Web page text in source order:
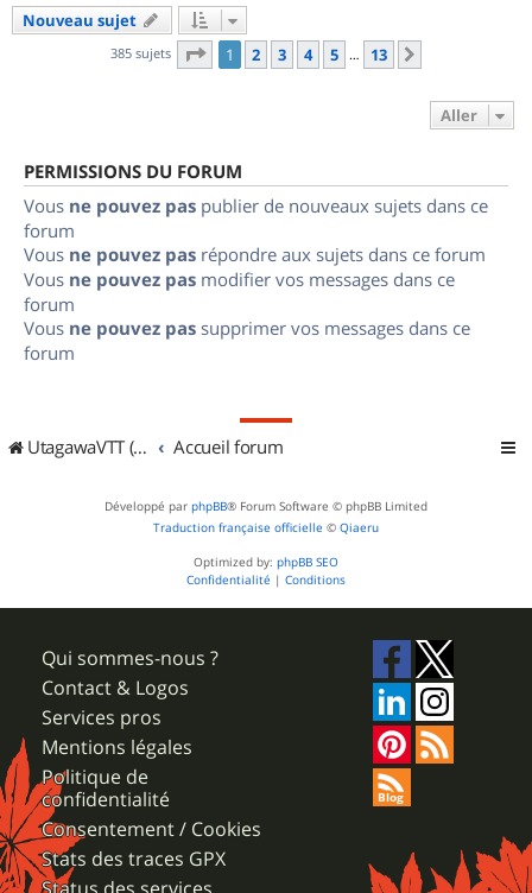
Nouveau sujet
385 sujets Page 1sur
1 2 3 4 5 … 13
Aller
PERMISSIONS DU FORUM
Vous ne pouvez pas publier de nouveaux sujets dans ce
forum
Vous ne pouvez pas répondre aux sujets dans ce forum
Vous ne pouvez pas modifier vos messages dans ce
forum
Vous ne pouvez pas supprimer vos messages dans ce
forum
UtagawaVTT (Randos VTT et VTTAE avec traces GPS) Accueil forum
Développé par phpBB® Forum Software © phpBB Limited
Traduction française officielle © Qiaeru
Optimized by: phpBB SEO
Confidentialité | Conditions
Qui sommes-nous ?
Contact & Logos
Services pros
Mentions légales
Politique de
confidentialité
Consentement / Cookies
Stats des traces GPX